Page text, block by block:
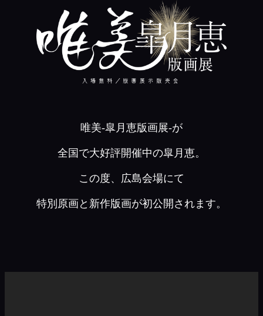
唯美-皐月恵版画展-が
全国で大好評開催中の皐月恵。
この度、広島会場にて
特別原画と新作版画が初公開されます。